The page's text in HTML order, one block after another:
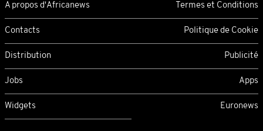
A propos d'Africanews Termes et Conditions
Contacts Politique de Cookie
Distribution Publicité
Jobs Apps
Widgets Euronews